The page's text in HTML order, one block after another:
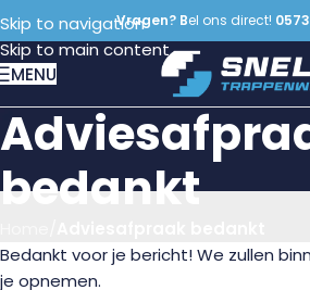
Skip to navigation
Skip to main content
Vragen? Bel ons direct!
MENU
bedankt
Bedankt voor je bericht! We zullen
je opnemen.